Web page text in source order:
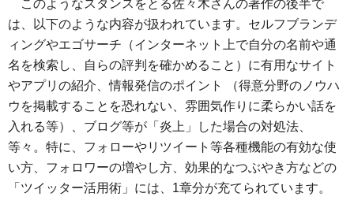
このようなスタンスをとる佐々木さんの著作の後半で
は、以下のような内容が扱われています。セルフブランデ
ィングやエゴサーチ（インターネット上で自分の名前や通
名を検索し、自らの評判を確かめること）に有用なサイト
やアプリの紹介、情報発信のポイント （得意分野のノウハ
ウを掲載することを恐れない、雰囲気作りに柔らかい話を
入れる等）、ブログ等が「炎上」した場合の対処法、
等々。特に、フォローやリツイート等各種機能の有効な使
い方、フォロワーの増やし方、効果的なつぶやき方などの
「ツイッター活用術」には、1章分が充てられています。